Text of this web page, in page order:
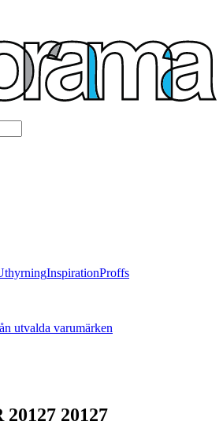
InspirationProffs
utvalda varumärken
20127